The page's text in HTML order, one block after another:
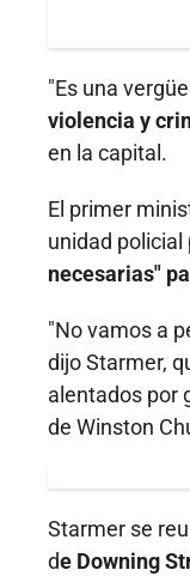
"Es una
violencia y
en la capital.
El primer
unidad
necesarias"
"No vamos a
dijo Starmer,
alentados por
de Winston
Starmer se
de Downing